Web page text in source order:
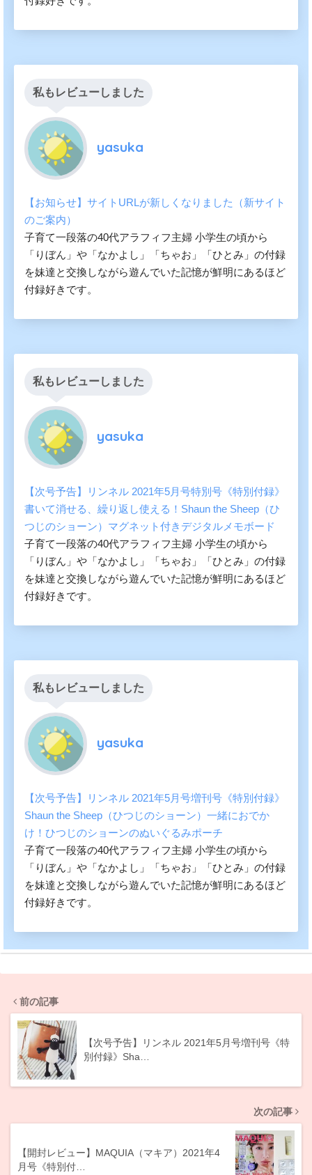
私もレビューしました
yasuka
【お知らせ】サイトURLが新しくなりました（新サイト
のご案内）
子育て一段落の40代アラフィフ主婦 小学生の頃から
「りぼん」や「なかよし」「ちゃお」「ひとみ」の付録
を妹達と交換しながら遊んでいた記憶が鮮明にあるほど
付録好きです。
私もレビューしました
yasuka
【次号予告】リンネル 2021年5月号特別号《特別付録》
書いて消せる、繰り返し使える！Shaun the Sheep（ひ
つじのショーン）マグネット付きデジタルメモボード
子育て一段落の40代アラフィフ主婦 小学生の頃から
「りぼん」や「なかよし」「ちゃお」「ひとみ」の付録
を妹達と交換しながら遊んでいた記憶が鮮明にあるほど
付録好きです。
私もレビューしました
yasuka
【次号予告】リンネル 2021年5月号増刊号《特別付録》
Shaun the Sheep（ひつじのショーン）一緒におでか
け！ひつじのショーンのぬいぐるみポーチ
子育て一段落の40代アラフィフ主婦 小学生の頃から
「りぼん」や「なかよし」「ちゃお」「ひとみ」の付録
を妹達と交換しながら遊んでいた記憶が鮮明にあるほど
付録好きです。
前の記事
【次号予告】リンネル 2021年5月号増刊号《特
別付録》Sha…
次の記事
【開封レビュー】MAQUIA（マキア）2021年4
月号《特別付…